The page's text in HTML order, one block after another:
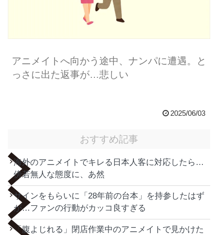
アニメイトへ向かう途中、ナンパに遭遇。と
っさに出た返事が…悲しい
2025/06/03
おすすめ記事
海外のアニメイトでキレる日本人客に対応したら…
傍若無人な態度に、あ然
サインをもらいに「28年前の台本」を持参したはず
が…ファンの行動がカッコ良すぎる
「腹よじれる」閉店作業中のアニメイトで見かけた